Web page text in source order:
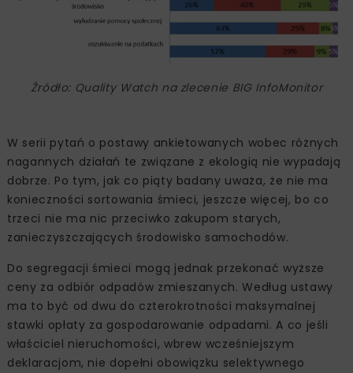
Źródło: Quality Watch na zlecenie BIG InfoMonitor
W serii pytań o postawy ankietowanych wobec różnych
nagannych działań te związane z ekologią nie wypadają
dobrze. Po tym, jak co piąty badany uważa, że nie ma
konieczności sortowania śmieci, jeszcze więcej, bo co
trzeci nie ma nic przeciwko zakupom starych,
zanieczyszczających środowisko samochodów.
Do segregacji śmieci mogą jednak przekonać wyższe
ceny za odbiór odpadów zmieszanych. Według ustawy
ma to być od dwu do czterokrotności maksymalnej
stawki opłaty za gospodarowanie odpadami. A co jeśli
właściciel nieruchomości, wbrew wcześniejszym
deklaracjom, nie dopełni obowiązku selektywnego